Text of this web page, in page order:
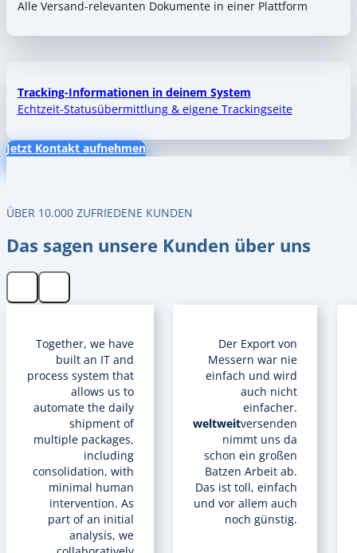
Alle Versand-relevanten Dokumente in einer Plattform
Tracking-Informationen in deinem System
Echtzeit-Statusübermittlung & eigene Trackingseite
Jetzt Kontakt aufnehmen
ÜBER 10.000 ZUFRIEDENE KUNDEN
Das sagen unsere Kunden über uns
Together, we have
built an IT and
process system that
allows us to
automate the daily
shipment of
multiple packages,
including
consolidation, with
minimal human
intervention. As
part of an initial
analysis, we
Der Export von
Messern war nie
einfach und wird
auch nicht
einfacher.
weltweitversenden
nimmt uns da
schon ein großen
Batzen Arbeit ab.
Das ist toll, einfach
und vor allem auch
noch günstig.